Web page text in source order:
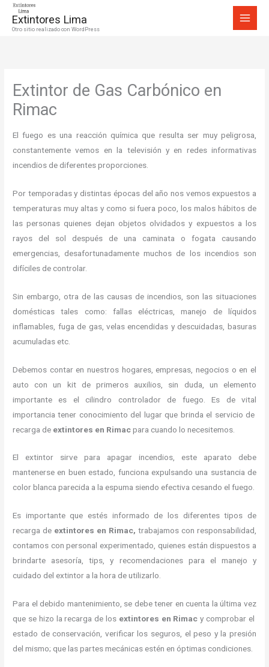
Extintores Lima
Otro sitio realizado con WordPress
Extintor de Gas Carbónico en
Rimac
El fuego es una reacción química que resulta ser muy peligrosa,
constantemente vemos en la televisión y en redes informativas
incendios de diferentes proporciones.
Por temporadas y distintas épocas del año nos vemos expuestos a
temperaturas muy altas y como si fuera poco, los malos hábitos de
las personas quienes dejan objetos olvidados y expuestos a los
rayos del sol después de una caminata o fogata causando
emergencias, desafortunadamente muchos de los incendios son
difíciles de controlar.
Sin embargo, otra de las causas de incendios, son las situaciones
domésticas tales como: fallas eléctricas, manejo de líquidos
inflamables, fuga de gas, velas encendidas y descuidadas, basuras
acumuladas etc.
Debemos contar en nuestros hogares, empresas, negocios o en el
auto con un kit de primeros auxilios, sin duda, un elemento
importante es el cilindro controlador de fuego. Es de vital
importancia tener conocimiento del lugar que brinda el servicio de
recarga de extintores en Rimacpara cuando lo necesitemos.
El extintor sirve para apagar incendios, este aparato debe
mantenerse en buen estado, funciona expulsando una sustancia de
color blanca parecida a la espuma siendo efectiva cesando el fuego.
Es importante que estés informado de los diferentes tipos de
recarga de extintores en Rimac, trabajamos con responsabilidad,
contamos con personal experimentado, quienes están dispuestos a
brindarte asesoría, tips, y recomendaciones para el manejo y
cuidado del extintor a la hora de utilizarlo.
Para el debido mantenimiento, se debe tener en cuenta la última vez
que se hizo la recarga de los extintores en Rimacy comprobar el
estado de conservación, verificar los seguros, el peso y la presión
del mismo; que las partes mecánicas estén en óptimas condiciones.